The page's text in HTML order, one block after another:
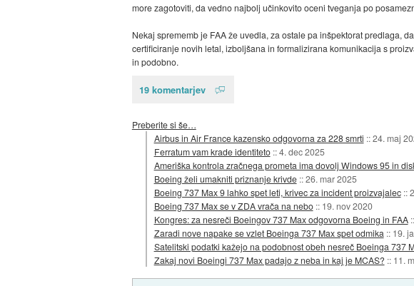
more zagotoviti, da vedno najbolj učinkovito oceni tveganja po
Nekaj sprememb je FAA že uvedla, za ostale pa inšpektorat predlaga,
certificiranje novih letal, izboljšana in formalizirana komunikacija s
in podobno.
19 komentarjev
Preberite si še…
Airbus in Air France kazensko odgovorna za 228 smrti ::24. maj
Ferratum vam krade identiteto ::4. dec 2025
Ameriška kontrola zračnega prometa ima dovolj Windows 95 in
Boeing želi umakniti priznanje krivde ::26. mar 2025
Boeing 737 Max 9 lahko spet leti, krivec za incident proizvajalec ::
Boeing 737 Max se v ZDA vrača na nebo :: 19. nov 2020
Kongres: za nesreči Boeingov 737 Max odgovorna Boeing in FAA ::
Zaradi nove napake se vzlet Boeinga 737 Max spet odmika :: 19.
Satelitski podatki kažejo na podobnost obeh nesreč Boeinga 737
Zakaj novi Boeingi 737 Max padajo z neba in kaj je MCAS? :: 11.